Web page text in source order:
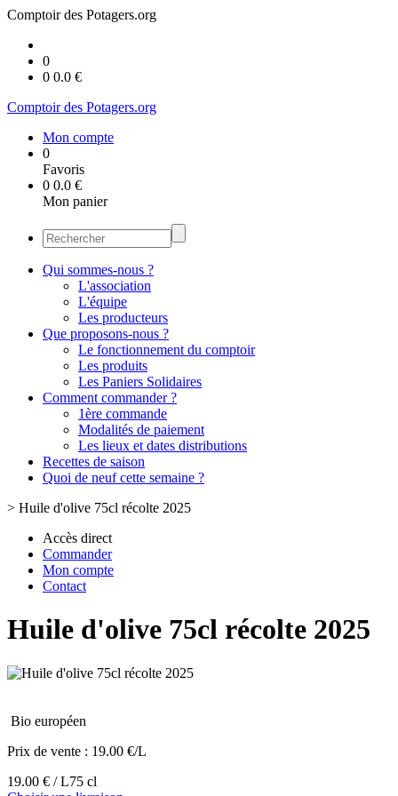
Comptoir des Potagers.org
0
0 0.0 €
Comptoir des Potagers.org
Mon compte
0
Favoris
0 0.0 €
Mon panier
Qui sommes-nous ?
L'association
L'équipe
Les producteurs
Que proposons-nous ?
Le fonctionnement du comptoir
Les produits
Les Paniers Solidaires
Comment commander ?
1ère commande
Modalités de paiement
Les lieux et dates distributions
Recettes de saison
Quoi de neuf cette semaine ?
> Huile d'olive 75cl récolte 2025
Accès direct
Commander
Mon compte
Contact
Huile d'olive 75cl récolte 2025
Bio européen
Prix de vente : 19.00 €/L
19.00 € / L75 cl